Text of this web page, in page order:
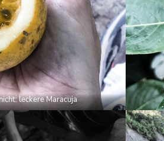
leckere Maracuja